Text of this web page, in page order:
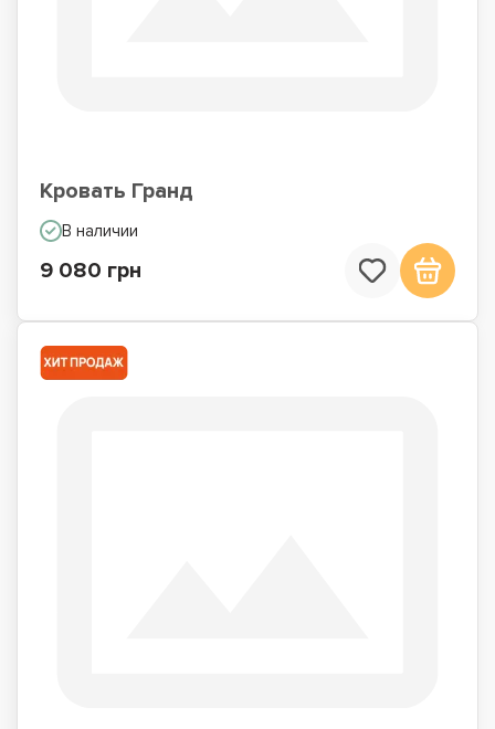
Кровать Гранд
В наличии
9 080 грн